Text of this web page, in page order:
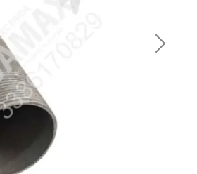
Next